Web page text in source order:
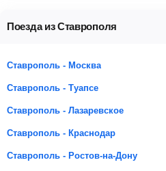
Поезда из Ставрополя
Ставрополь - Москва
Ставрополь - Туапсе
Ставрополь - Лазаревское
Ставрополь - Краснодар
Ставрополь - Ростов-на-Дону